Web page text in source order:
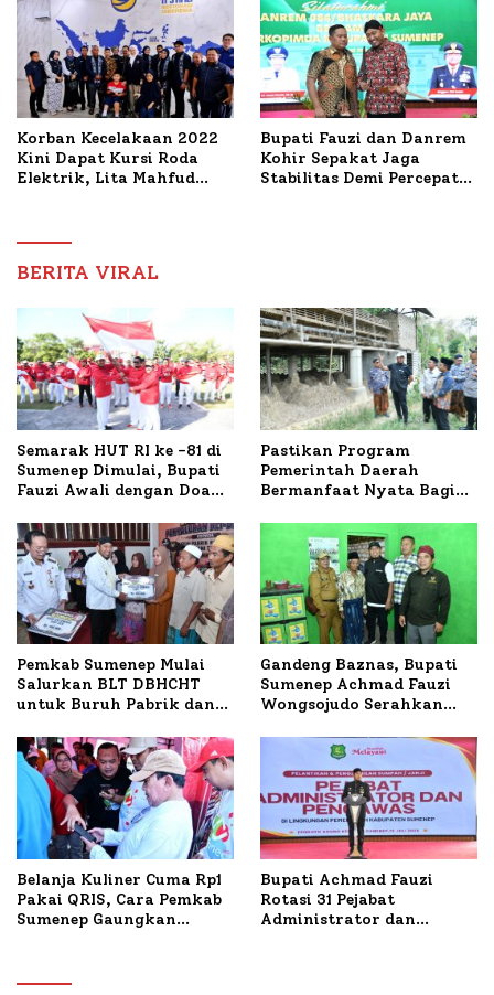
Mutiara Sentosa II
Korban Kecelakaan 2022
Kini Dapat Kursi Roda
Elektrik, Lita Mahfud
Nabil
Bupati Fauzi dan Danrem
Kohir Sepakat Jaga
Stabilitas Demi Percepat
BERITA VIRAL
Semarak HUT RI ke -81 di
Sumenep Dimulai, Bupati
Fauzi Awali dengan Doa
Terbakar
Pastikan Program
Pemerintah Daerah
Bermanfaat Nyata Bagi
Sumenep Tinjau Langsung
Budidaya Lele dan Ayam
Petelur di Desa Bataal
Timur
Pemkab Sumenep Mulai
Salurkan BLT DBHCHT
untuk Buruh Pabrik dan
Gandeng Baznas, Bupati
Sumenep Achmad Fauzi
Wongsojudo Serahkan
Dua Kecamatan
Belanja Kuliner Cuma Rp1
Pakai QRIS, Cara Pemkab
Sumenep Gaungkan
Bupati Achmad Fauzi
Rotasi 31 Pejabat
Administrator dan